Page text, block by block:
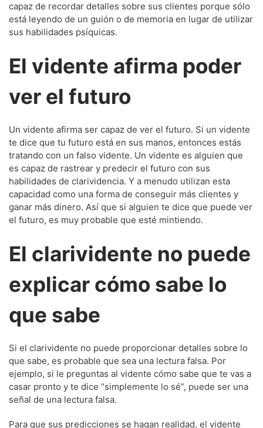
capaz de recordar detalles sobre sus clientes porque sólo
está leyendo de un guión o de memoria en lugar de utilizar
sus habilidades psíquicas.
El vidente afirma poder
ver el futuro
Un vidente afirma ser capaz de ver el futuro. Si un vidente
te dice que tu futuro está en sus manos, entonces estás
tratando con un falso vidente. Un vidente es alguien que
es capaz de rastrear y predecir el futuro con sus
habilidades de clarividencia. Y a menudo utilizan esta
capacidad como una forma de conseguir más clientes y
ganar más dinero. Así que si alguien te dice que puede ver
el futuro, es muy probable que esté mintiendo.
El clarividente no puede
explicar cómo sabe lo
que sabe
Si el clarividente no puede proporcionar detalles sobre lo
que sabe, es probable que sea una lectura falsa. Por
ejemplo, si le preguntas al vidente cómo sabe que te vas a
casar pronto y te dice “simplemente lo sé”, puede ser una
señal de una lectura falsa.
Para que sus predicciones se hagan realidad, el vidente